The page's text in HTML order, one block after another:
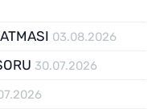
03.08.2026
30.07.2026